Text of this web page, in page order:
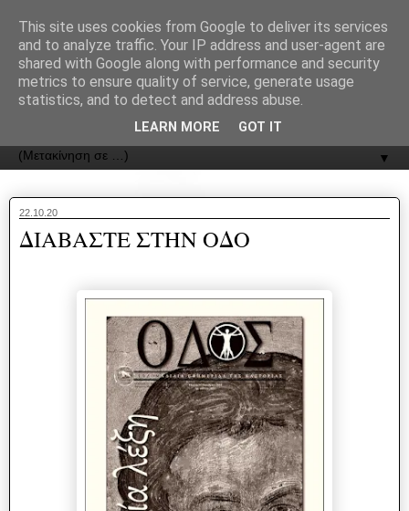
ΟΔΟΣ
▼
22.10.20
ΔΙΑΒΑΣΤΕ ΣΤΗΝ ΟΔΟ
This site uses cookies from Google to deliver its services
and to analyze traffic. Your IP address and user-agent are
shared with Google along with performance and security
metrics to ensure quality of service, generate usage
statistics, and to detect and address abuse.
LEARN MORE GOT IT